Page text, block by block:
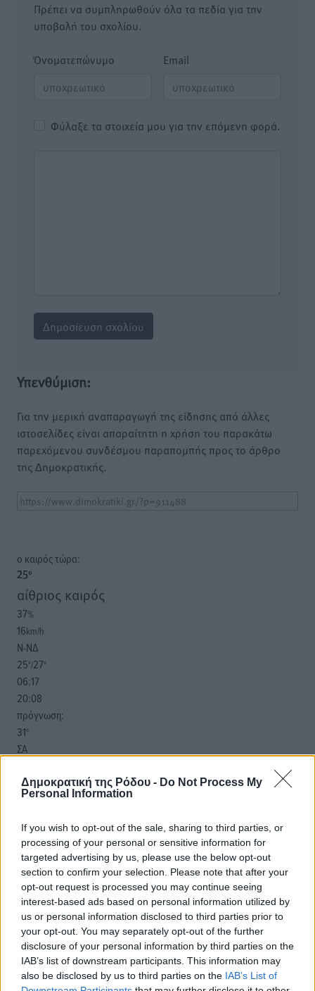
Δημοκρατική της Ρόδου - Do Not Process My
Personal Information
If you wish to opt-out of the sale, sharing to third parties, or
processing of your personal or sensitive information for
targeted advertising by us, please use the below opt-out
section to confirm your selection. Please note that after your
opt-out request is processed you may continue seeing
interest-based ads based on personal information utilized by
us or personal information disclosed to third parties prior to
your opt-out. You may separately opt-out of the further
disclosure of your personal information by third parties on the
IAB’s list of downstream participants. This information may
also be disclosed by us to third parties on the IAB’s List of
Πρέπει να συμπληρωθούν όλα τα πεδία για την
υποβολή του σχολίου.
Όνοματεπώνυμο Email
Φύλαξε τα στοιχεία μου για την επόμενη φορά.
Υπενθύμιση:
Για την μερική αναπαραγωγή της είδησης από άλλες
ιστοσελίδες είναι απαραίτητη η χρήση του παρακάτω
παρεχόμενου συνδέσμου παραπομπής προς το άρθρο
της Δημοκρατικής.
o καιρός τώρα:
25°
αίθριος καιρός
37%
16km/h
Ν-ΝΔ
25°/27°
06:17
20:08
πρόγνωση:
31°
ΣΑ
ΚΥ
29°
29 °
ΤΡ